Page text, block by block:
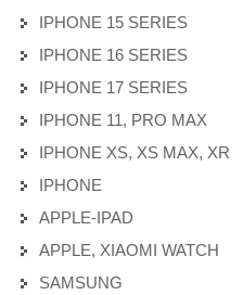
IPHONE 15 SERIES
IPHONE 16 SERIES
IPHONE 17 SERIES
IPHONE 11, PRO MAX
IPHONE XS, XS MAX, XR
IPHONE
APPLE-IPAD
APPLE, XIAOMI WATCH
SAMSUNG